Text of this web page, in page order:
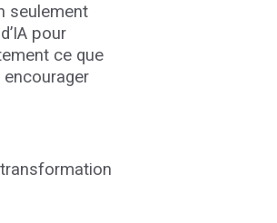
seulement
pour
ce que
encourager
transformation